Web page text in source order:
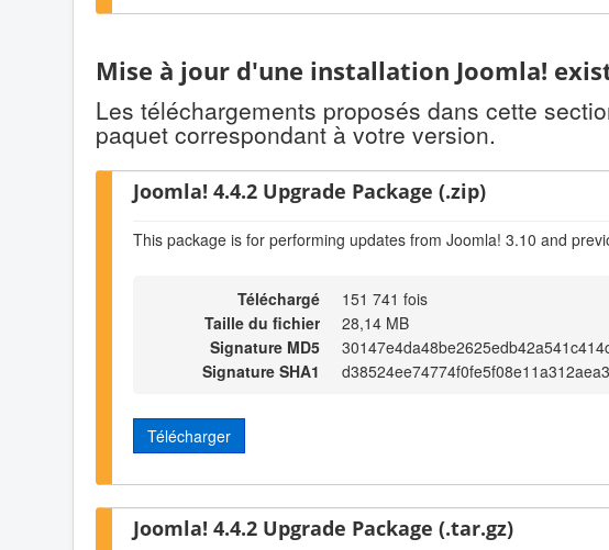
Mise à jour d'une installation Joomla!
Les téléchargements proposés dans cette
paquet correspondant à votre version.
Joomla! 4.4.2 Upgrade Package (.zip)
This package is for performing updates from Joomla! 3.10 and
Téléchargé
151 741 fois
Taille du fichier
28,14 MB
Signature MD5
Signature SHA1
Télécharger
Joomla! 4.4.2 Upgrade Package (.tar.gz)